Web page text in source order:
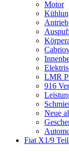
Motor
Antrieb
LMR
916
Neue
Fiat X1/9